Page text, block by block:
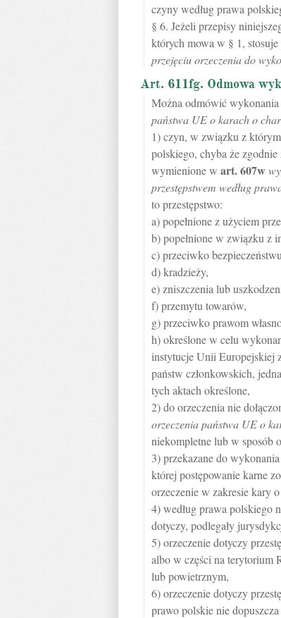
czyny według prawa
§ 6. Jeżeli przepisy
których mowa w § 1,
przejęciu orzeczenia do
Art. 611fg. Odmowa
Można odmówić
państwa UE o karach o
1) czyn, w związku z
polskiego, chyba że
wymienione w art.607w
przestępstwem według
to przestępstwo:
a) popełnione z użyciem
b) popełnione w związku z
c) przeciwko
d) kradzieży,
e) zniszczenia lub
f) przemytu towarów,
g) przeciwko prawom
h) określone w celu
instytucje Unii Europejskiej
państw członkowskich,
tych aktach określone,
2) do orzeczenia nie
orzeczenia państwa UE o
niekompletne lub w sposób
3) przekazane do
której postępowanie karne
orzeczenie w zakresie kary
4) według prawa polskiego
dotyczy, podlegały
5) orzeczenie dotyczy
albo w części na terytorium
lub powietrznym,
6) orzeczenie dotyczy
prawo polskie nie